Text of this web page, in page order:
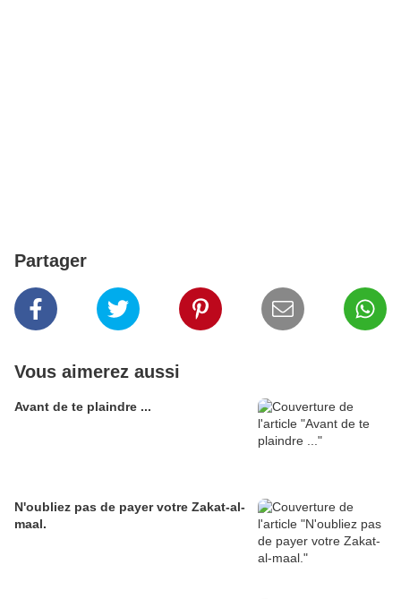
Partager
Vous aimerez aussi
Avant de te plaindre ...
N'oubliez pas de payer votre Zakat-al-
maal.